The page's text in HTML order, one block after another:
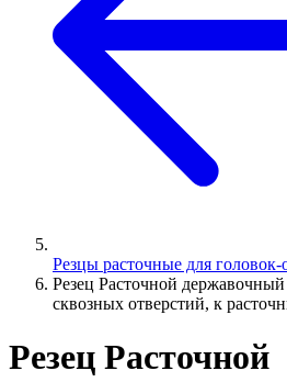
Резцы расточные для
Резец Расточной
сквозных отверстий, к
Резец Расточной